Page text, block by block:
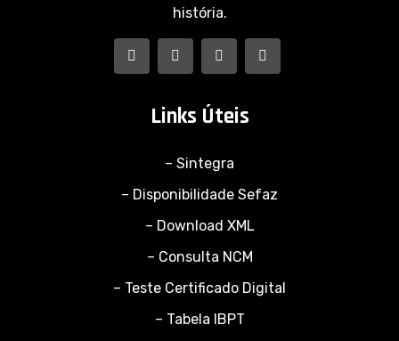
história.
Links Úteis
– Sintegra
– Disponibilidade Sefaz
– Download XML
– Consulta NCM
– Teste Certificado Digital
– Tabela IBPT